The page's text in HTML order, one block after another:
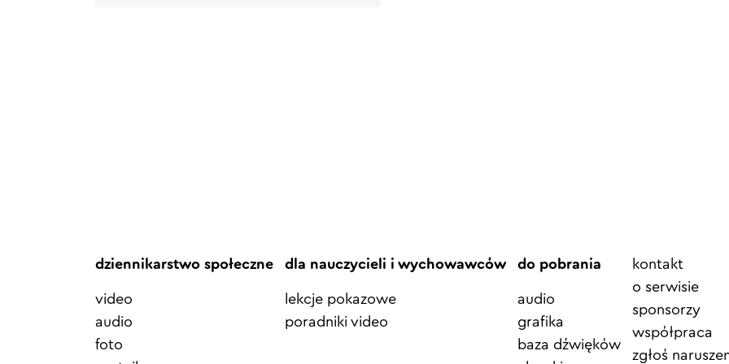
dziennikarstwo społeczne
video
audio
foto
dla nauczycieli i wychowawców
lekcje pokazowe
poradniki video
do pobrania
audio
grafika
baza dźwięków
Element
menu
kontakt
o serwisie
sponsorzy
współpraca
zgłoś